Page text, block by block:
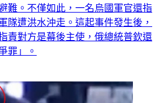
難。不僅如此，一名烏國軍官還指
隊遭洪水沖走。這起事件發生後，
責對方是幕後主使，俄總統普欽還
罪」。